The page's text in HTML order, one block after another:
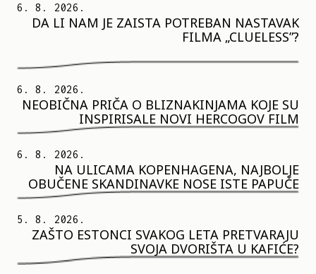
6. 8. 2026.
DA LI NAM JE ZAISTA POTREBAN NASTAVAK
FILMA „CLUELESS”?
6. 8. 2026.
NEOBIČNA PRIČA O BLIZNAKINJAMA KOJE SU
INSPIRISALE NOVI HERCOGOV FILM
6. 8. 2026.
NA ULICAMA KOPENHAGENA, NAJBOLJE
OBUČENE SKANDINAVKE NOSE ISTE PAPUČE
5. 8. 2026.
ZAŠTO ESTONCI SVAKOG LETA PRETVARAJU
SVOJA DVORIŠTA U KAFIĆE?